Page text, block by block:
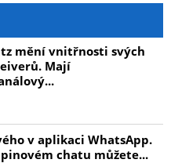
mění vnitřnosti svých
Mají
v aplikaci WhatsApp.
chatu můžete...